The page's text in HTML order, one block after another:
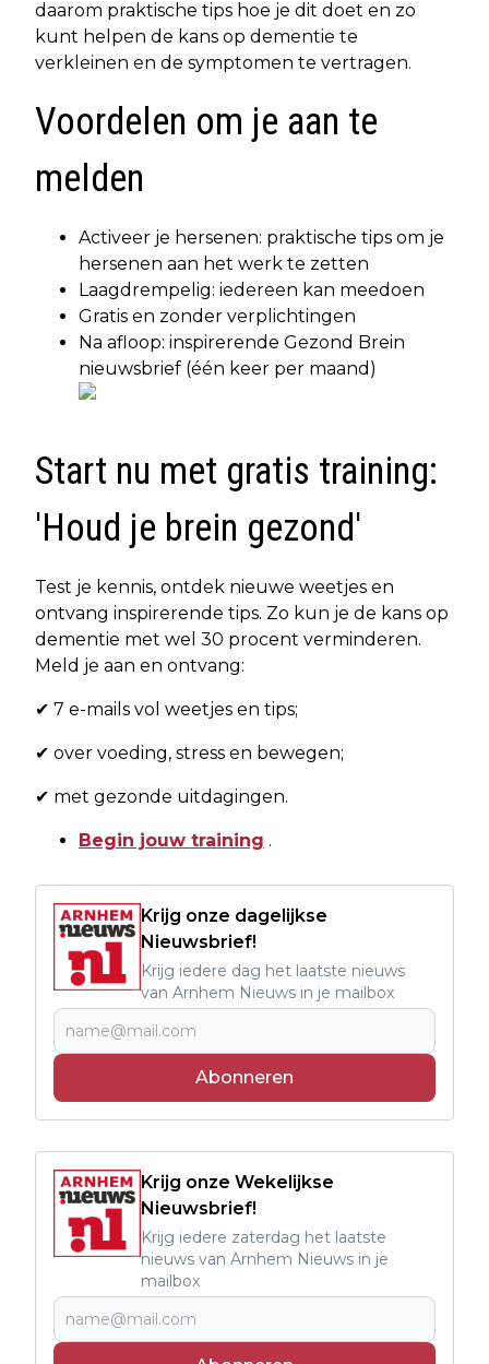
daarom praktische tips hoe je dit doet en zo
kunt helpen de kans op dementie te
verkleinen en de symptomen te vertragen.
Voordelen om je aan te
melden
Activeer je hersenen: praktische tips om je
hersenen aan het werk te zetten
Laagdrempelig: iedereen kan meedoen
Gratis en zonder verplichtingen
Na afloop: inspirerende Gezond Brein
nieuwsbrief (één keer per maand)
Start nu met gratis training:
'Houd je brein gezond'
Test je kennis, ontdek nieuwe weetjes en
ontvang inspirerende tips. Zo kun je de kans op
dementie met wel 30 procent verminderen.
Meld je aan en ontvang:
✔ 7 e-mails vol weetjes en tips;
✔ over voeding, stress en bewegen;
✔ met gezonde uitdagingen.
Begin jouw training .
Krijg onze dagelijkse
Nieuwsbrief!
Krijg iedere dag het laatste nieuws
van Arnhem Nieuws in je mailbox
Abonneren
Krijg onze Wekelijkse
Nieuwsbrief!
Krijg iedere zaterdag het laatste
nieuws van Arnhem Nieuws in je
mailbox